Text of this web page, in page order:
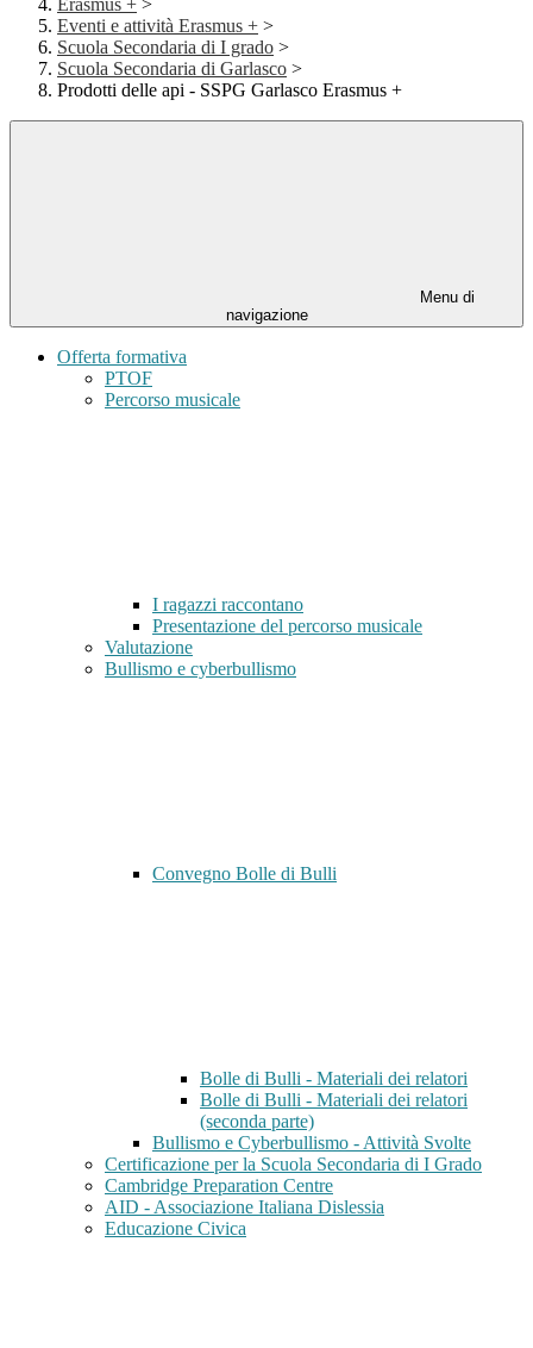
Erasmus + >
Eventi e attività Erasmus + >
Scuola Secondaria di I grado >
Scuola Secondaria di Garlasco >
Prodotti delle api - SSPG Garlasco Erasmus +
Menu di
navigazione
Offerta formativa
PTOF
Percorso musicale
I ragazzi raccontano
Presentazione del percorso musicale
Valutazione
Bullismo e cyberbullismo
Convegno Bolle di Bulli
Bolle di Bulli - Materiali dei relatori
Bolle di Bulli - Materiali dei relatori
(seconda parte)
Bullismo e Cyberbullismo - Attività Svolte
Certificazione per la Scuola Secondaria di I Grado
Cambridge Preparation Centre
AID - Associazione Italiana Dislessia
Educazione Civica